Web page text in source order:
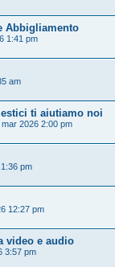
Abbigliamento
1:41 pm
am
ti aiutiamo noi
mar 2026 2:00 pm
pm
12:27 pm
video e audio
3:57 pm